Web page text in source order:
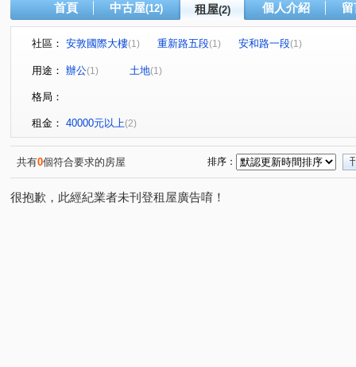
首頁 中古屋(12) 租屋(2) 個人介紹
社區： 安敦國際大樓(1) 重新路五段(1) 安和路一段(1)
用途： 辦公(1) 土地(1)
格局：
租金： 40000元以上(2)
共有0個符合要求的房屋 排序：
很抱歉，此經紀業者未刊登租屋廣告唷！